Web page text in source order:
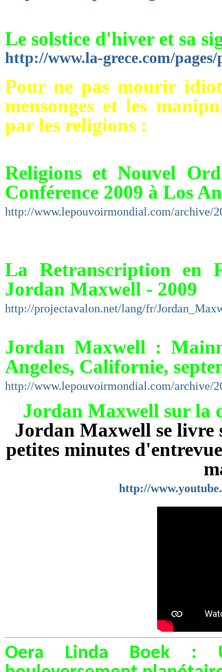
Le solstice d'hiver et sa
http://www.la-grece.com/
Pour ne pas mourir
mensonges et les
par les religions :
Religions et Nouvel
Conférence 2009 à Los
http://www.lepouvoirmondial.com/archive/
La Retranscription en
Jordan Maxwell - 2009
http://projectavalon.net/lang/fr/
Jordan Maxwell :
Angeles, Californie,
http://www.lepouvoirmondial.com/archive/
Jordan Maxwell sur la
Jordan Maxwell se
petites minutes
http://
Oera Linda Boek :